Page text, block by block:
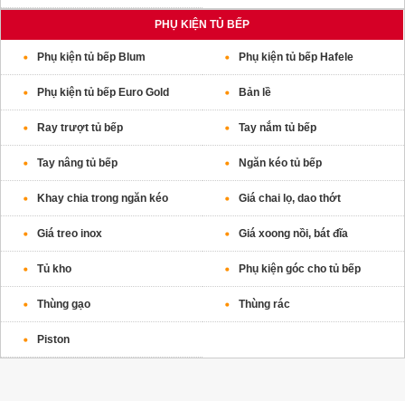
PHỤ KIỆN TỦ BẾP
Phụ kiện tủ bếp Blum Phụ kiện tủ bếp Hafele
Phụ kiện tủ bếp Euro Gold Bản lề
Ray trượt tủ bếp Tay nắm tủ bếp
Tay nâng tủ bếp Ngăn kéo tủ bếp
Khay chia trong ngăn kéo Giá chai lọ, dao thớt
Giá treo inox Giá xoong nồi, bát đĩa
Tủ kho Phụ kiện góc cho tủ bếp
Thùng gạo Thùng rác
Piston